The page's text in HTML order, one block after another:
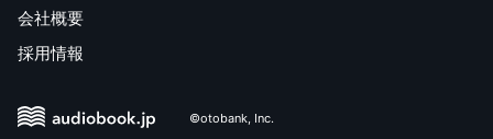
会社概要
採用情報
©otobank, Inc.